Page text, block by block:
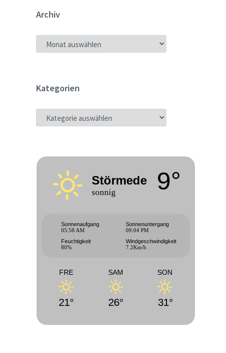
Archiv
ARCHIV
Kategorien
KATEGORIEN
Störmede
sonnig 9°
Sonnenaufgang
05:58 AM
Sonnenuntergang
09:04 PM
Feuchtigkeit
80%
Windgeschwindigkeit
7.2Km/h
FRE
21°
SAM
26°
SON
31°